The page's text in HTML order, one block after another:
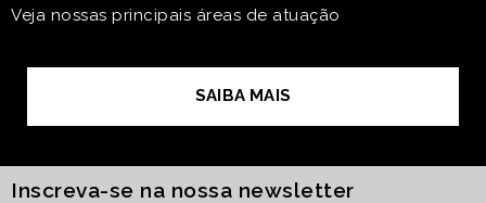
Veja nossas principais áreas de atuação
SAIBA MAIS
Inscreva-se na nossa newsletter